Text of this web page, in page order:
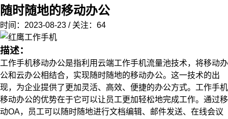
随时随地的移动办公
时间：2023-08-23 / 关注：64
描述：
工作手机移动办公是指利用云端工作手机流量池技术，将移动办
公和云办公相结合，实现随时随地的移动办公。这一技术的出
现，为企业提供了更加灵活、高效、便捷的办公方式。工作手机
移动办公的优势在于它可以让员工更加轻松地完成工作。通过移
动OA，员工可以随时随地进行文档编辑、邮件发送、在线会议